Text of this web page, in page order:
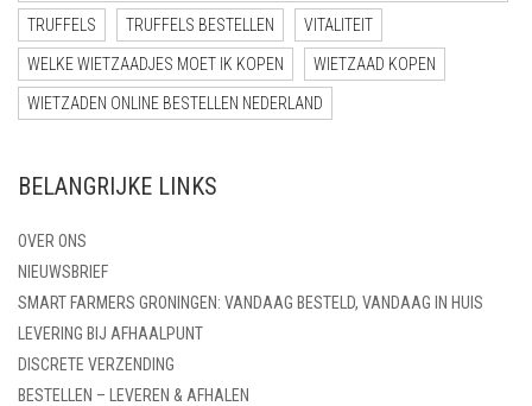
TRUFFELS TRUFFELS BESTELLEN VITALITEIT
WELKE WIETZAADJES MOET IK KOPEN WIETZAAD KOPEN
WIETZADEN ONLINE BESTELLEN NEDERLAND
BELANGRIJKE LINKS
OVER ONS
NIEUWSBRIEF
SMART FARMERS GRONINGEN: VANDAAG BESTELD, VANDAAG IN HUIS
LEVERING BIJ AFHAALPUNT
DISCRETE VERZENDING
BESTELLEN – LEVEREN & AFHALEN